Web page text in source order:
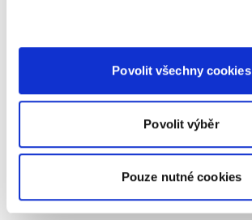
Povolit všechny cookies
Povolit výběr
Pouze nutné cookies